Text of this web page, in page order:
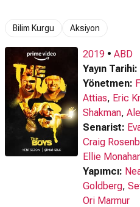
Bilim Kurgu Aksiyon
2019 • ABD
Yayın Tarihi:
Yönetmen:
Attias, Eric
Shakman,
Senarist:
Craig
Ellie
Yapımcı:
Goldberg,
Ori Marmur